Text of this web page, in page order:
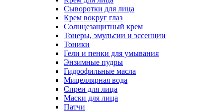
Сыворотки для лица
Крем вокруг глаз
Солнцезащитный крем
Тонеры, эмульсии и эссенции
Тоники
Гели и пенки для умывания
Энзимные пудры
Гидрофильные масла
Мицеллярная вода
Спреи для лица
Маски для лица
Патчи